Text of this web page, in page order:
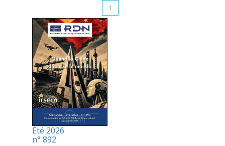
1
Été 2026
n° 892